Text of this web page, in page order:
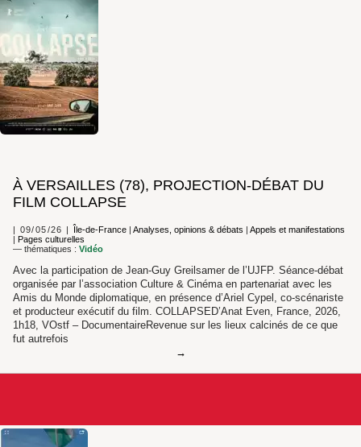
À VERSAILLES (78), PROJECTION-DÉBAT DU
FILM COLLAPSE
09/05/26 Île-de-France| Analyses, opinions & débats
Appels et manifestations
Pages culturelles
— thématiques : Vidéo
Avec la participation de Jean-Guy Greilsamer de l’UJFP. Séance-débat
organisée par l’association Culture & Cinéma en partenariat avec les
Amis du Monde diplomatique, en présence d’Ariel Cypel, co-scénariste
et producteur exécutif du film. COLLAPSED’Anat Even, France, 2026,
1h18, VOstf – DocumentaireRevenue sur les lieux calcinés de ce que
fut autrefois